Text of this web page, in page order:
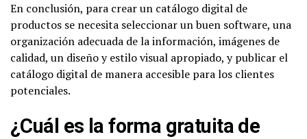
En conclusión, para crear un catálogo digital de
productos se necesita seleccionar un buen software, una
organización adecuada de la información, imágenes de
calidad, un diseño y estilo visual apropiado, y publicar el
catálogo digital de manera accesible para los clientes
potenciales.
¿Cuál es la forma gratuita de